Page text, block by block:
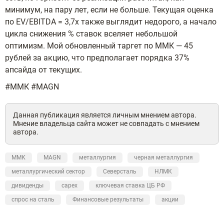
минимум, на пару лет, если не больше. Текущая оценка
по EV/EBITDA = 3,7x также выглядит недорого, а начало
цикла снижения % ставок вселяет небольшой
оптимизм. Мой обновленный таргет по ММК — 45
рублей за акцию, что предполагает порядка 37%
апсайда от текущих.
#ММК #MAGN
Данная публикация является личным мнением автора.
Мнение владельца сайта может не совпадать с мнением
автора.
ММК MAGN металлургия
черная металлургия
металлургический сектор
Северсталь
НЛМК
дивиденды
capex
ключевая ставка ЦБ РФ
спрос на сталь
Финансовые результаты
акции